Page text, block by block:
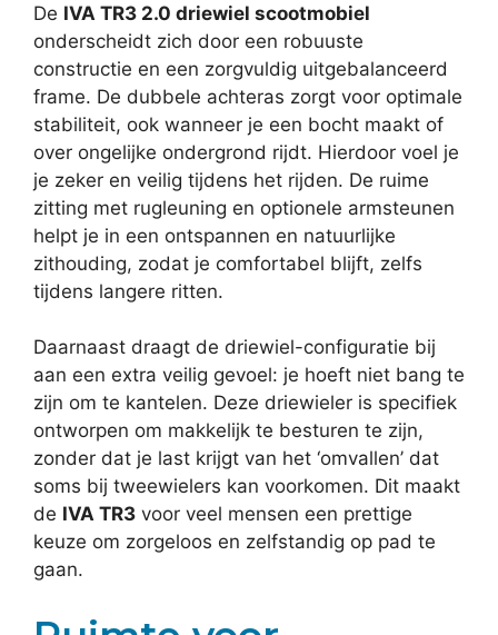
De IVA TR3 2.0 driewiel scootmobiel
onderscheidt zich door een robuuste
constructie en een zorgvuldig uitgebalanceerd
frame. De dubbele achteras zorgt voor optimale
stabiliteit, ook wanneer je een bocht maakt of
over ongelijke ondergrond rijdt. Hierdoor voel je
je zeker en veilig tijdens het rijden. De ruime
zitting met rugleuning en optionele armsteunen
helpt je in een ontspannen en natuurlijke
zithouding, zodat je comfortabel blijft, zelfs
tijdens langere ritten.
Daarnaast draagt de driewiel-configuratie bij
aan een extra veilig gevoel: je hoeft niet bang te
zijn om te kantelen. Deze driewieler is specifiek
ontworpen om makkelijk te besturen te zijn,
zonder dat je last krijgt van het ‘omvallen’ dat
soms bij tweewielers kan voorkomen. Dit maakt
de IVA TR3 voor veel mensen een prettige
keuze om zorgeloos en zelfstandig op pad te
gaan.